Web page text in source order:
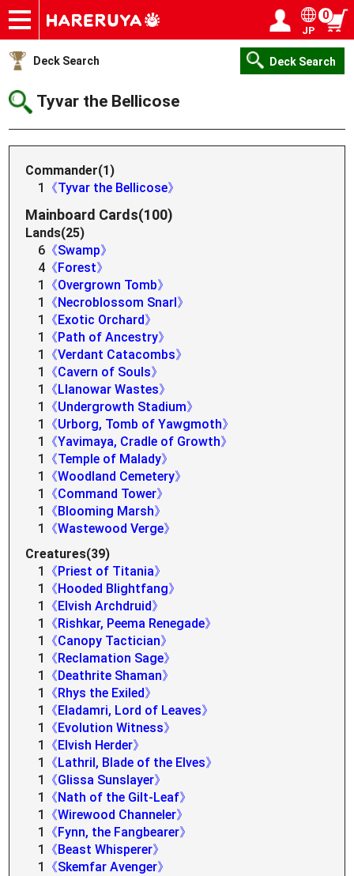
Onlineshop
Articles
Deck Search
Sponsored Players
Shop Info
Event Schedule
Help
Contact
JP
0
Deck Search Deck Search
Tyvar the Bellicose
Commander(1)
1
《Tyvar the Bellicose》
Mainboard Cards(100)
Lands(25)
6 《Swamp》
4 《Forest》
1
《Overgrown Tomb》
1
《Necroblossom Snarl》
1
《Exotic Orchard》
1
《Path of Ancestry》
1
《Verdant Catacombs》
1
《Cavern of Souls》
1
《Llanowar Wastes》
1
《Undergrowth Stadium》
1
《Urborg, Tomb of Yawgmoth》
1
《Yavimaya, Cradle of Growth》
1
《Temple of Malady》
1
《Woodland Cemetery》
1
《Command Tower》
1
《Blooming Marsh》
1
《Wastewood Verge》
Creatures(39)
1
《Priest of Titania》
1
《Hooded Blightfang》
1
《Elvish Archdruid》
1
《Rishkar, Peema Renegade》
1
《Canopy Tactician》
1
《Reclamation Sage》
1
《Deathrite Shaman》
1
《Rhys the Exiled》
1
《Eladamri, Lord of Leaves》
1
《Evolution Witness》
1
《Elvish Herder》
1
《Lathril, Blade of the Elves》
1
《Glissa Sunslayer》
1
《Nath of the Gilt-Leaf》
1
《Wirewood Channeler》
1
《Fynn, the Fangbearer》
1
《Beast Whisperer》
1
《Skemfar Avenger》